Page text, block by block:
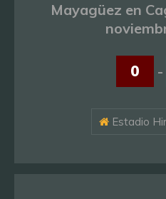
Mayagüez en
0 -
Estadio